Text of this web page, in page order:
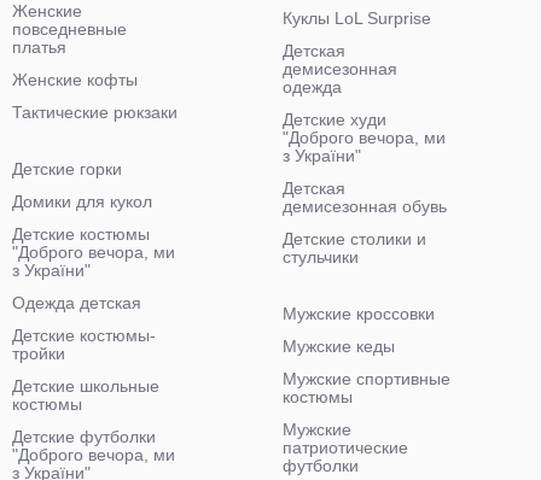
Женские
повседневные
платья
Женские кофты
Тактические рюкзаки
Куклы LoL Surprise
Детская
демисезонная
одежда
Детские худи
"Доброго вечора, ми
з України"
Детская
демисезонная обувь
Детские столики и
стульчики
Детские горки
Домики для кукол
Детские костюмы
"Доброго вечора, ми
з України"
Одежда детская
Детские костюмы-
тройки
Детские школьные
костюмы
Детские футболки
"Доброго вечора, ми
з України"
Мужские кроссовки
Мужские кеды
Мужские спортивные
костюмы
Мужские
патриотические
футболки